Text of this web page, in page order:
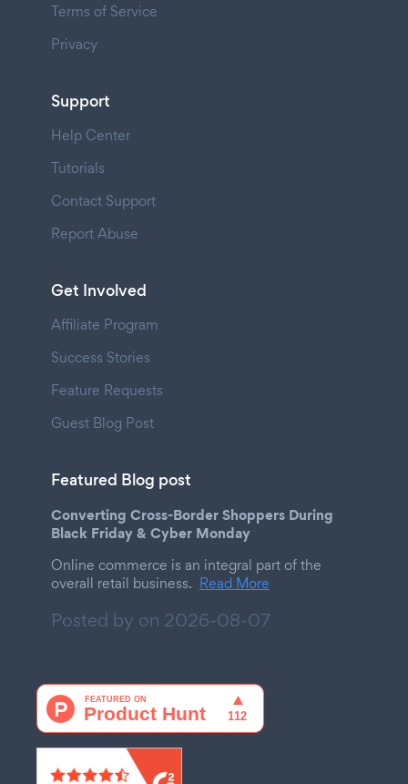
Terms of Service
Privacy
Support
Help Center
Tutorials
Contact Support
Report Abuse
Get Involved
Affiliate Program
Success Stories
Feature Requests
Guest Blog Post
Featured Blog post
Converting Cross-Border Shoppers During
Black Friday & Cyber Monday
Online commerce is an integral part of the
overall retail business. Read More
Posted by on 2026-08-07